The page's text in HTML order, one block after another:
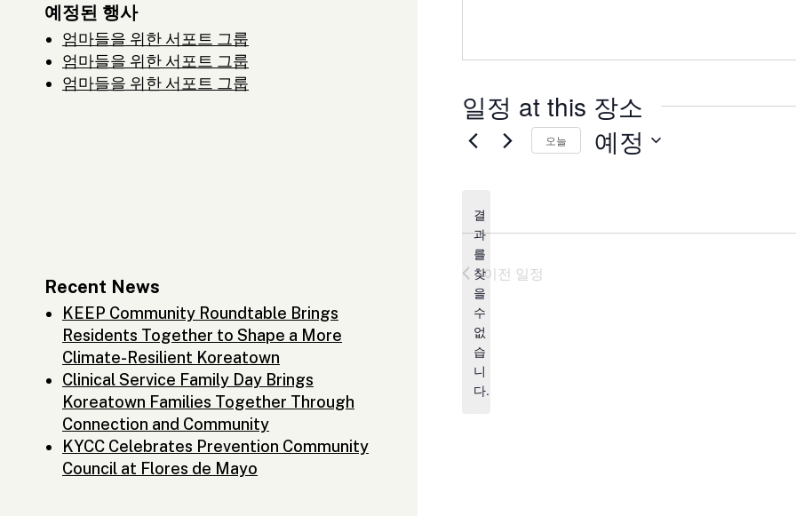
예정된 행사
엄마들을 위한 서포트 그룹
엄마들을 위한 서포트 그룹
엄마들을 위한 서포트 그룹
Recent News
KEEP Community Roundtable Brings
Residents Together to Shape a More
Climate-Resilient Koreatown
Clinical Service Family Day Brings
Koreatown Families Together Through
Connection and Community
KYCC Celebrates Prevention Community
Council at Flores de Mayo
일정 at this 장소
공
지
결
과
를
찾
을
수
없
습
니
다.
오늘 예정
이전 일정